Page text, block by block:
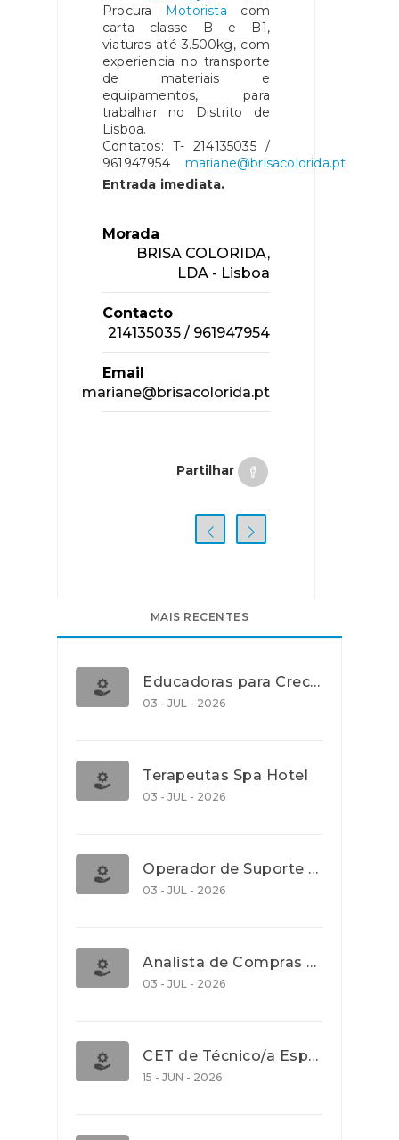
Procura Motorista com
carta classe B e B1,
viaturas até 3.500kg, com
experiencia no transporte
de materiais e
equipamentos, para
trabalhar no Distrito de
Lisboa.
Contatos: T- 214135035 /
961947954 mariane@brisacolorida.pt
Entrada imediata.
Morada
BRISA COLORIDA,
LDA - Lisboa
Contacto
214135035 / 961947954
Email
mariane@brisacolorida.pt
Partilhar
MAIS RECENTES
Educadoras para Creche e J.I., Lisboa
03 - JUL - 2026
Terapeutas Spa Hotel
03 - JUL - 2026
Operador de Suporte Operacional
03 - JUL - 2026
Analista de Compras e Contratos (Banca)
03 - JUL - 2026
CET de Técnico/a Especialista em Comércio Internacional (Nível 5)
15 - JUN - 2026